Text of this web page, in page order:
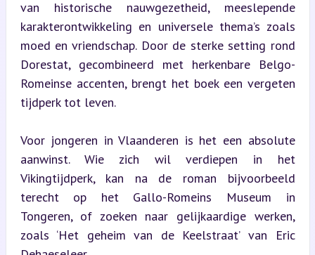
van historische nauwgezetheid, meeslepende
karakterontwikkeling en universele thema’s zoals
moed en vriendschap. Door de sterke setting rond
Dorestat, gecombineerd met herkenbare Belgo-
Romeinse accenten, brengt het boek een vergeten
tijdperk tot leven.
Voor jongeren in Vlaanderen is het een absolute
aanwinst. Wie zich wil verdiepen in het
Vikingtijdperk, kan na de roman bijvoorbeeld
terecht op het Gallo-Romeins Museum in
Tongeren, of zoeken naar gelijkaardige werken,
zoals ‘Het geheim van de Keelstraat’ van Eric